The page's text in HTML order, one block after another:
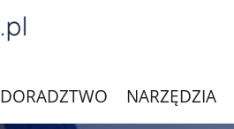
DORADZTWO NARZĘDZIA